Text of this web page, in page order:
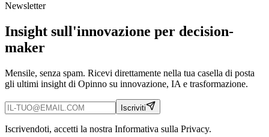
Newsletter
Insight sull'innovazione per decision-
maker
Mensile, senza spam. Ricevi direttamente nella tua casella di posta
gli ultimi insight di Opinno su innovazione, IA e trasformazione.
Iscriviti
Iscrivendoti, accetti la nostra Informativa sulla Privacy.